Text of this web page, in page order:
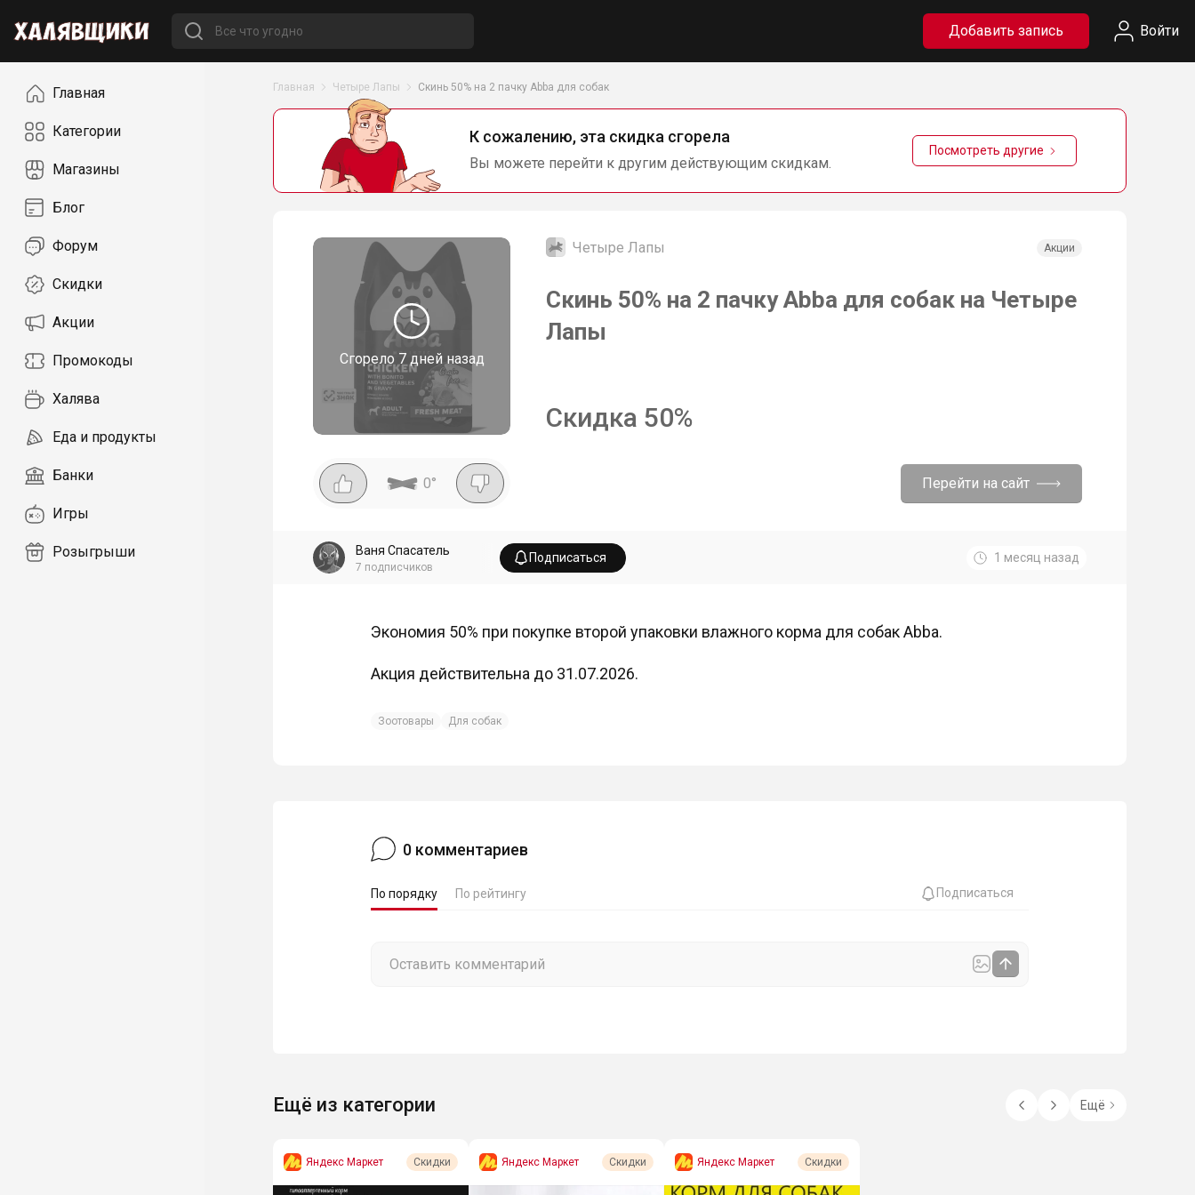
Добавить запись Войти
НавигацияГлавная
Категории
Магазины
Блог
Форум
Скидки
Акции
Промокоды
Халява
Еда и продукты
Банки
Игры
Розыгрыши
Главная Четыре Лапы Скинь 50% на 2 пачку Abba для собак
К сожалению, эта скидка сгорела
Вы можете перейти к другим действующим скидкам.
Посмотреть другие
Сгорело 7 дней назад
Четыре Лапы Акции
Скинь 50% на 2 пачку Abba для собак на Четыре
Лапы
Скидка 50%
0° Перейти на сайт
Ваня Спасатель
7 подписчиков
Подписаться 1 месяц назад
Экономия 50% при покупке второй упаковки влажного корма для собак Abba.
Акция действительна до 31.07.2026.
Зоотовары Для собак
0 комментариев
По порядку По рейтингу Подписаться
Ещё из категории Ещё
Яндекс Маркет Скидки Яндекс Маркет Скидки Яндекс Маркет Скидки